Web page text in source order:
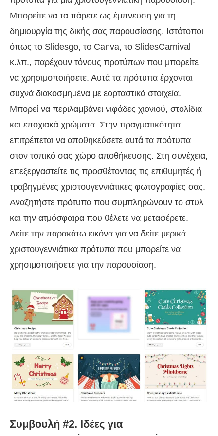
Μπορείτε να τα πάρετε ως έμπνευση για τη
δημιουργία της δικής σας παρουσίασης. Ιστότοποι
όπως το Slidesgo, το Canva, το SlidesCarnival
κ.λπ., παρέχουν τόνους προτύπων που μπορείτε
να χρησιμοποιήσετε. Αυτά τα πρότυπα έρχονται
συχνά διακοσμημένα με εορταστικά στοιχεία.
Μπορεί να περιλαμβάνει νιφάδες χιονιού, στολίδια
και εποχιακά χρώματα. Στην πραγματικότητα,
επιτρέπεται να αποθηκεύσετε αυτά τα πρότυπα
στον τοπικό σας χώρο αποθήκευσης. Στη συνέχεια,
επεξεργαστείτε τις προσθέτοντας τις επιθυμητές ή
τραβηγμένες χριστουγεννιάτικες φωτογραφίες σας.
Αναζητήστε πρότυπα που συμπληρώνουν το στυλ
και την ατμόσφαιρα που θέλετε να μεταφέρετε.
Δείτε την παρακάτω εικόνα για να δείτε μερικά
χριστουγεννιάτικα πρότυπα που μπορείτε να
χρησιμοποιήσετε για την παρουσίαση.
Συμβουλή #2. Ιδέες για